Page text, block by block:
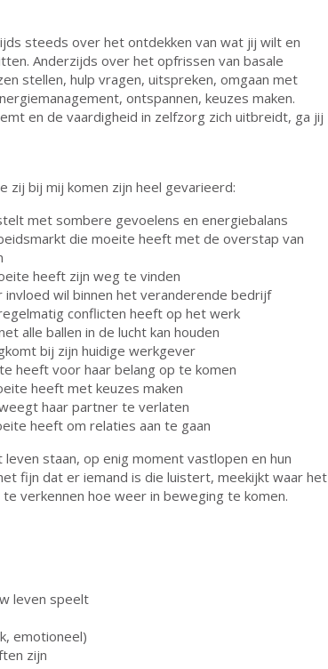
steeds over het ontdekken van wat jij wilt en
Anderzijds over het opfrissen van basale
stellen, hulp vragen, uitspreken, omgaan met
ontspannen, keuzes maken.
en de vaardigheid in zelfzorg zich uitbreidt, ga jij
zij bij mij komen zijn heel gevarieerd:
met sombere gevoelens en energiebalans
die moeite heeft met de overstap van
heeft zijn weg te vinden
invloed wil binnen het veranderende bedrijf
conflicten heeft op het werk
alle ballen in de lucht kan houden
bij zijn huidige werkgever
heeft voor haar belang op te komen
heeft met keuzes maken
haar partner te verlaten
heeft om relaties aan te gaan
staan, op enig moment vastlopen en hun
fijn dat er iemand is die luistert, meekijkt waar het
verkennen hoe weer in beweging te komen.
leven speelt
emotioneel)
zijn